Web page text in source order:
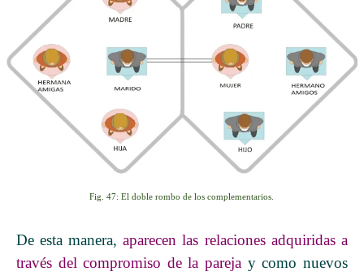
Fig. 47: El doble rombo de los complementarios.
De esta manera,aparecen las relaciones adquiridas a
través del compromiso de la parejay como nuevos